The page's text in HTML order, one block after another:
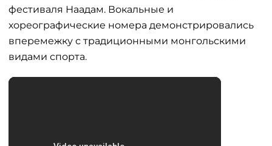
фестиваля Наадам. Вокальные и
хореографические номера демонстрировались
вперемежку с традиционными монгольскими
видами спорта.